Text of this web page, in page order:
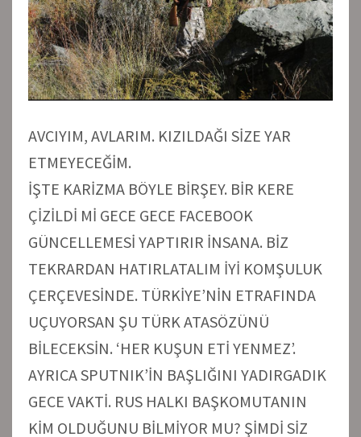
AVCIYIM, AVLARIM. KIZILDAĞI SİZE YAR
ETMEYECEĞİM.
İŞTE KARİZMA BÖYLE BİRŞEY. BİR KERE
ÇİZİLDİ Mİ GECE GECE FACEBOOK
GÜNCELLEMESİ YAPTIRIR İNSANA. BİZ
TEKRARDAN HATIRLATALIM İYİ KOMŞULUK
ÇERÇEVESİNDE. TÜRKİYE’NİN ETRAFINDA
UÇUYORSAN ŞU TÜRK ATASÖZÜNÜ
BİLECEKSİN. ‘HER KUŞUN ETİ YENMEZ’.
AYRICA SPUTNIK’İN BAŞLIĞINI YADIRGADIK
GECE VAKTİ. RUS HALKI BAŞKOMUTANIN
KİM OLDUĞUNU BİLMİYOR MU? ŞİMDİ SİZ